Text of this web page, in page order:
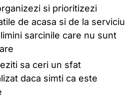
si prioritizezi
de acasa si de la serviciu
sarcinile care nu sunt
sa ceri un sfat
daca simti ca este